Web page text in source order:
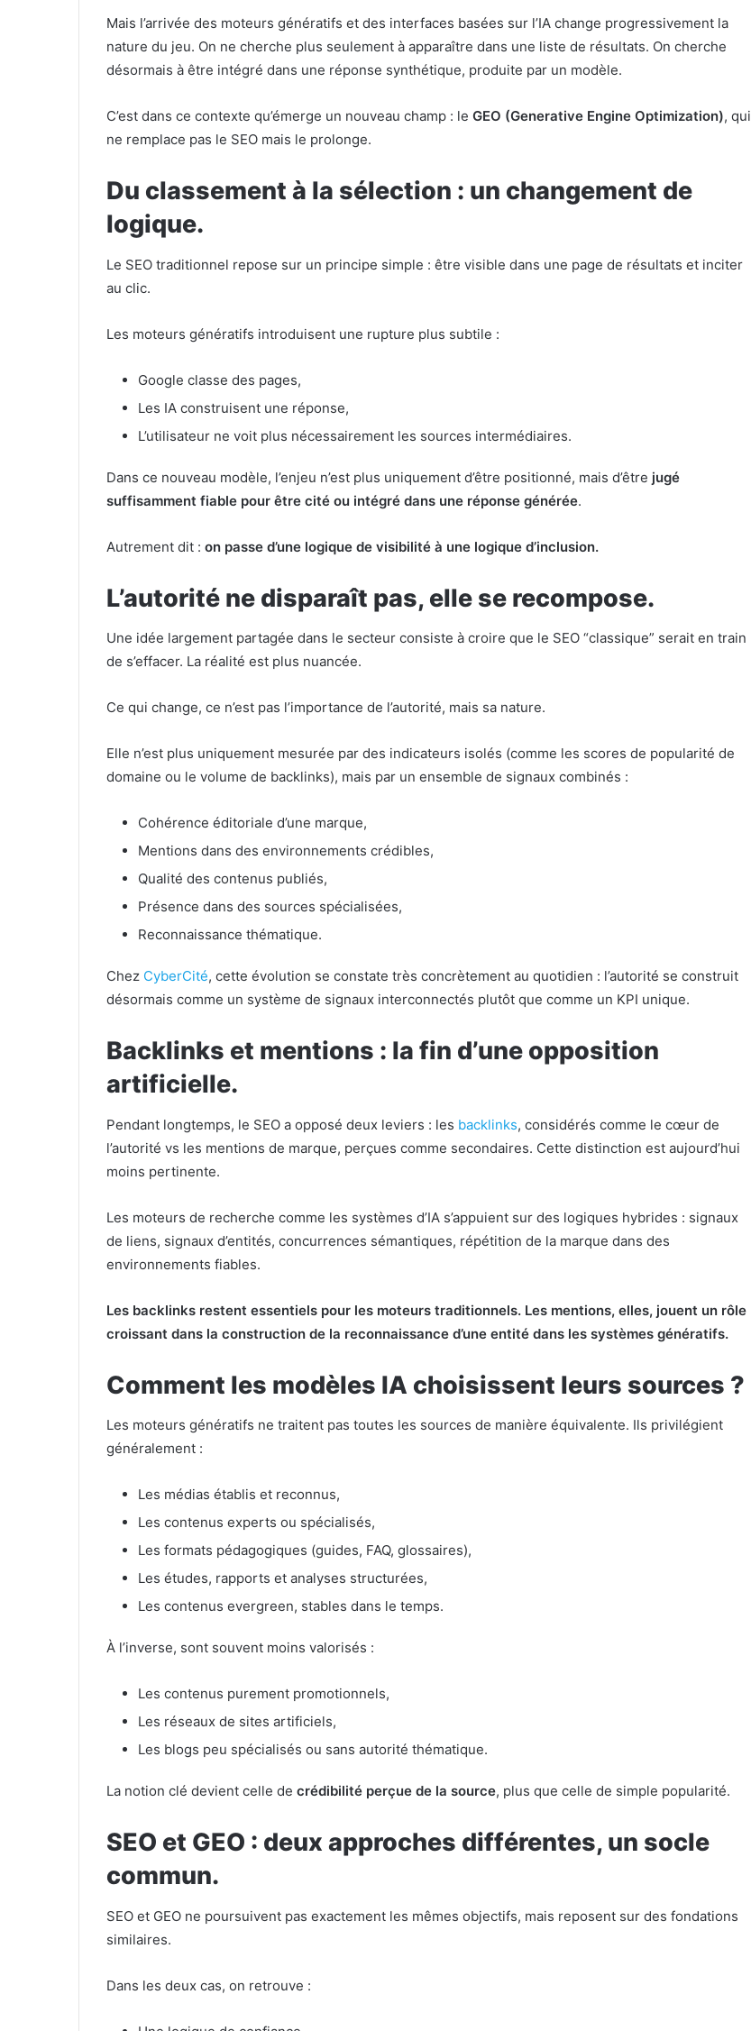
Mais l’arrivée des moteurs génératifs et des interfaces basées sur l’IA change progressivement la
nature du jeu. On ne cherche plus seulement à apparaître dans une liste de résultats. On cherche
désormais à être intégré dans une réponse synthétique, produite par un modèle.
C’est dans ce contexte qu’émerge un nouveau champ : le GEO (Generative Engine Optimization), qui
ne remplace pas le SEO mais le prolonge.
Du classement à la sélection : un changement de
logique.
Le SEO traditionnel repose sur un principe simple : être visible dans une page de résultats et inciter
au clic.
Les moteurs génératifs introduisent une rupture plus subtile :
Google classe des pages,
Les IA construisent une réponse,
L’utilisateur ne voit plus nécessairement les sources intermédiaires.
Dans ce nouveau modèle, l’enjeu n’est plus uniquement d’être positionné, mais d’être jugé
suffisamment fiable pour être cité ou intégré dans une réponse générée.
Autrement dit : on passe d’une logique de visibilité à une logique d’inclusion.
L’autorité ne disparaît pas, elle se recompose.
Une idée largement partagée dans le secteur consiste à croire que le SEO “classique” serait en train
de s’effacer. La réalité est plus nuancée.
Ce qui change, ce n’est pas l’importance de l’autorité, mais sa nature.
Elle n’est plus uniquement mesurée par des indicateurs isolés (comme les scores de popularité de
domaine ou le volume de backlinks), mais par un ensemble de signaux combinés :
Cohérence éditoriale d’une marque,
Mentions dans des environnements crédibles,
Qualité des contenus publiés,
Présence dans des sources spécialisées,
Reconnaissance thématique.
Chez CyberCité, cette évolution se constate très concrètement au quotidien : l’autorité se construit
désormais comme un système de signaux interconnectés plutôt que comme un KPI unique.
Backlinks et mentions : la fin d’une opposition
artificielle.
Pendant longtemps, le SEO a opposé deux leviers : les backlinks, considérés comme le cœur de
l’autorité vs les mentions de marque, perçues comme secondaires. Cette distinction est aujourd’hui
moins pertinente.
Les moteurs de recherche comme les systèmes d’IA s’appuient sur des logiques hybrides : signaux
de liens, signaux d’entités, concurrences sémantiques, répétition de la marque dans des
environnements fiables.
Les backlinks restent essentiels pour les moteurs traditionnels. Les mentions, elles, jouent un rôle
croissant dans la construction de la reconnaissance d’une entité dans les systèmes génératifs.
Comment les modèles IA choisissent leurs sources ?
Les moteurs génératifs ne traitent pas toutes les sources de manière équivalente. Ils privilégient
généralement :
Les médias établis et reconnus,
Les contenus experts ou spécialisés,
Les formats pédagogiques (guides, FAQ, glossaires),
Les études, rapports et analyses structurées,
Les contenus evergreen, stables dans le temps.
À l’inverse, sont souvent moins valorisés :
Les contenus purement promotionnels,
Les réseaux de sites artificiels,
Les blogs peu spécialisés ou sans autorité thématique.
La notion clé devient celle de crédibilité perçue de la source, plus que celle de simple popularité.
SEO et GEO : deux approches différentes, un socle
commun.
SEO et GEO ne poursuivent pas exactement les mêmes objectifs, mais reposent sur des fondations
similaires.
Dans les deux cas, on retrouve :